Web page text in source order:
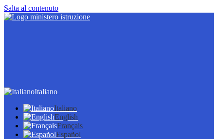
Salta al contenuto
Italiano
Italiano
English
Français
Español